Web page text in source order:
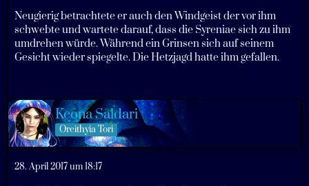
Neugierig betrachtete er auch den Windgeist der vor ihm
schwebte und wartete darauf, dass die Syreniae sich zu ihm
umdrehen würde. Während ein Grinsen sich auf seinem
Gesicht wieder spiegelte. Die Hetzjagd hatte ihm gefallen.
Keona Saldari
Oreithyia Tori
28. April 2017 um 18:17